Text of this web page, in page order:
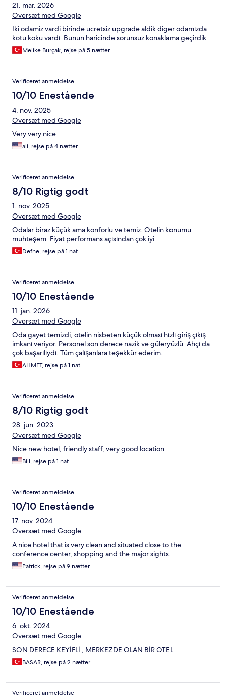
21. mar. 2026
Oversæt med Google
Iki odamiz vardi birinde ucretsiz upgrade aldik diger odamızda
kotu koku vardı. Bunun haricinde sorunsuz konaklama geçirdik
Melike Burçak, rejse på 5 nætter
Verificeret anmeldelse
10/10 Enestående
4. nov. 2025
Oversæt med Google
Very very nice
ali, rejse på 4 nætter
Verificeret anmeldelse
8/10 Rigtig godt
1. nov. 2025
Oversæt med Google
Odalar biraz küçük ama konforlu ve temiz. Otelin konumu
muhteşem. Fiyat performans açısından çok iyi.
Defne, rejse på 1 nat
Verificeret anmeldelse
10/10 Enestående
11. jan. 2026
Oversæt med Google
Oda gayet temizdi, otelin nisbeten küçük olması hızlı giriş çıkış
imkanı veriyor. Personel son derece nazik ve güleryüzlü. Ahçı da
çok başarılıydı. Tüm çalışanlara teşekkür ederim.
AHMET, rejse på 1 nat
Verificeret anmeldelse
8/10 Rigtig godt
28. jun. 2023
Oversæt med Google
Nice new hotel, friendly staff, very good location
Bill, rejse på 1 nat
Verificeret anmeldelse
10/10 Enestående
17. nov. 2024
Oversæt med Google
A nice hotel that is very clean and situated close to the
conference center, shopping and the major sights.
Patrick, rejse på 9 nætter
Verificeret anmeldelse
10/10 Enestående
6. okt. 2024
Oversæt med Google
SON DERECE KEYİFLİ , MERKEZDE OLAN BİR OTEL
BASAR, rejse på 2 nætter
Verificeret anmeldelse